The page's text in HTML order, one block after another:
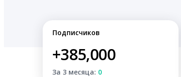
Подписчиков
+385,000
За 3 месяца: 0